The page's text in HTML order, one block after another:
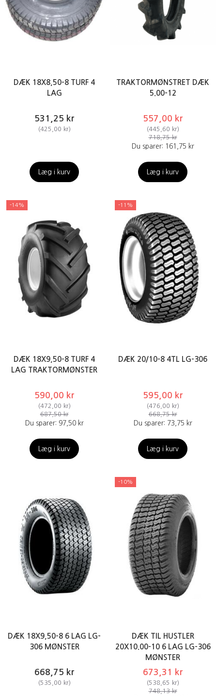
DÆK 18X8,50-8 TURF 4
LAG
531,25 kr
(425,00 kr)
Læg i kurv
TRAKTORMØNSTRET DÆK
5.00-12
557,00 kr
(445,60 kr)
718,75 kr
Du sparer: 161,75 kr
Læg i kurv
-14%
DÆK 18X9,50-8 TURF 4
LAG TRAKTORMØNSTER
590,00 kr
(472,00 kr)
687,50 kr
Du sparer: 97,50 kr
Læg i kurv
-11%
DÆK 20/10-8 4TL LG-306
595,00 kr
(476,00 kr)
668,75 kr
Du sparer: 73,75 kr
Læg i kurv
DÆK 18X9,50-8 6 LAG LG-
306 MØNSTER
668,75 kr
(535,00 kr)
-10%
DÆK TIL HUSTLER
20X10.00-10 6 LAG LG-306
MØNSTER
673,31 kr
(538,65 kr)
748,13 kr